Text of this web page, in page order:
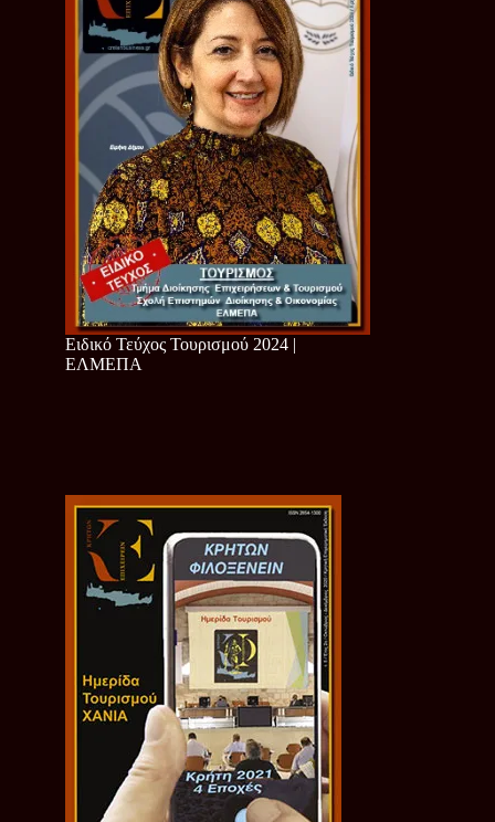
Ειδικό Τεύχος Τουρισμού 2024 |
ΕΛΜΕΠΑ